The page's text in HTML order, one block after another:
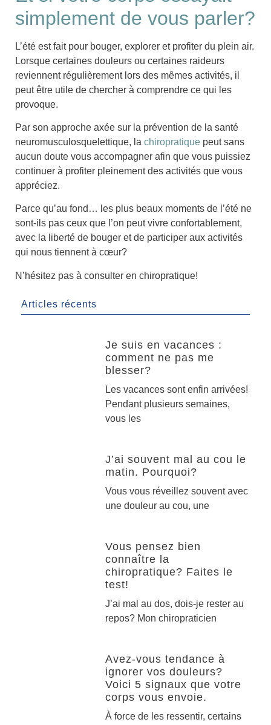
simplement de vous parler?
L’été est fait pour bouger, explorer et profiter du plein air.
Lorsque certaines douleurs ou certaines raideurs
reviennent régulièrement lors des mêmes activités, il
peut être utile de chercher à comprendre ce qui les
provoque.
Par son approche axée sur la prévention de la santé
neuromusculosquelettique, la chiropratique peut sans
aucun doute vous accompagner afin que vous puissiez
continuer à profiter pleinement des activités que vous
appréciez.
Parce qu’au fond… les plus beaux moments de l’été ne
sont-ils pas ceux que l’on peut vivre confortablement,
avec la liberté de bouger et de participer aux activités
qui nous tiennent à cœur?
N’hésitez pas à consulter en chiropratique!
Articles récents
Je suis en vacances :
comment ne pas me
blesser?
Les vacances sont enfin arrivées!
Pendant plusieurs semaines,
vous les
J’ai souvent mal au cou le
matin. Pourquoi?
Vous vous réveillez souvent avec
une douleur au cou, une
Vous pensez bien
connaître la
chiropratique? Faites le
test!
J’ai mal au dos, dois-je rester au
repos? Mon chiropraticien
Avez-vous tendance à
ignorer vos douleurs?
Voici 5 signaux que votre
corps vous envoie.
À force de les ressentir, certains